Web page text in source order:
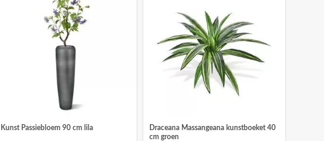
Kunst Passiebloem 90 cm lila
Draceana Massangeana kunstboeket 40
cm groen